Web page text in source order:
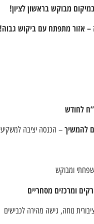
– אזור מתפתח עם ביקוש גבוה!
להמשיך – הכנסה יציבה
ומבוקש
ומרכזים מסחריים
נוחה, גישה מהירה לכבישים